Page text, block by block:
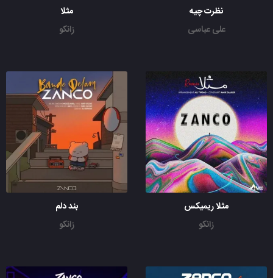
نظرت چیه
علی عباسی
مثلا
زانکو
مثلا ریمیکس
زانکو
بند دلم
زانکو